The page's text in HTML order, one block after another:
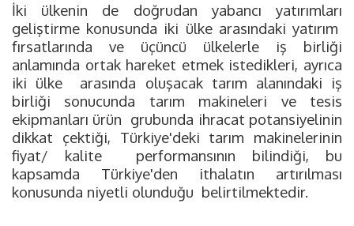
İki ülkenin de doğrudan yabancı yatırımları
geliştirme konusunda iki ülke arasındaki yatırım
fırsatlarında ve üçüncü ülkelerle iş birliği
anlamında ortak hareket etmek istedikleri, ayrıca
iki ülke arasında oluşacak tarım alanındaki iş
birliği sonucunda tarım makineleri ve tesis
ekipmanları ürün grubunda ihracat potansiyelinin
dikkat çektiği, Türkiye'deki tarım makinelerinin
fiyat/ kalite performansının bilindiği, bu
kapsamda Türkiye'den ithalatın artırılması
konusunda niyetli olunduğu belirtilmektedir.